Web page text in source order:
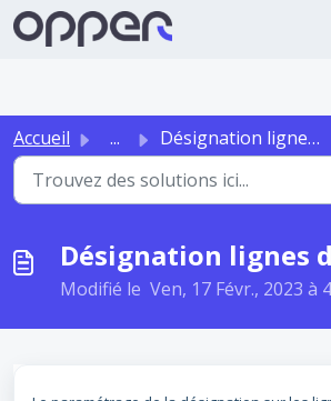
Passer au contenu principal
Accueil ... Désignation lignes de factures
Désignation lignes
Modifié le Ven, 17 Févr., 2023 à